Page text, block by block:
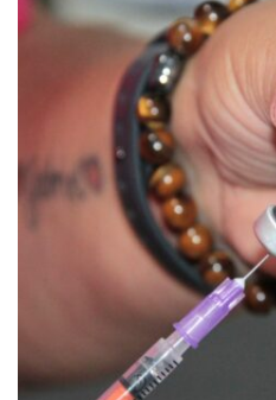
Setor judicial de medicamentos de
agosto para realização de inventário